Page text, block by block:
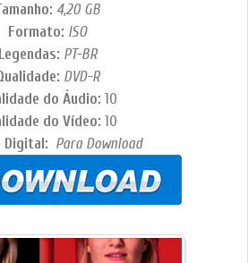
4,20 GB
Formato: ISO
Legendas: PT-BR
DVD-R
do Áudio: 10
do Vídeo: 10
Digital: Para Download